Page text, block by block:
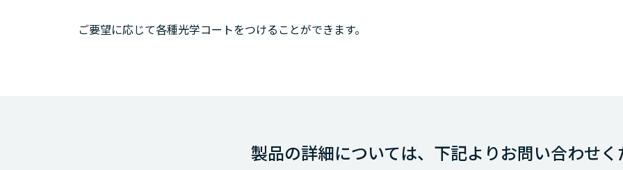
ご要望に応じて各種光学コートをつけることができます。
製品の詳細については、下記よりお問い合わせ